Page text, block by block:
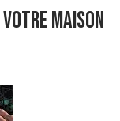
maison